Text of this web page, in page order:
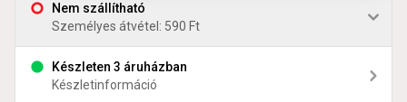
Nem szállítható
Személyes átvétel: 590 Ft
Készleten 3 áruházban
Készletinformáció